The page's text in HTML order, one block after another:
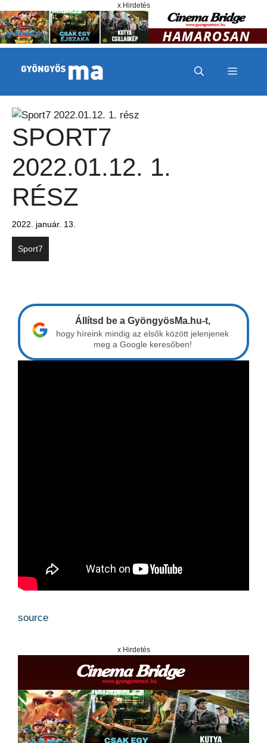
x Hirdetés
MENÜ
SPORT7
2022.01.12. 1.
RÉSZ
2022. január. 13.
Sport7
Állítsd be a GyöngyösMa.hu-t,
hogy híreink mindig az elsők között jelenjenek
meg a Google keresőben!
source
x Hirdetés